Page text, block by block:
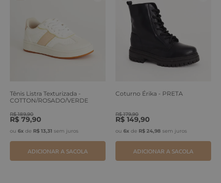
Tênis Listra Texturizada -
COTTON/ROSADO/VERDE
R$ 189,90
R$ 79,90
ou 6x de R$ 13,31 sem juros
ADICIONAR A SACOLA
Coturno Érika - PRETA
R$ 179,90
R$ 149,90
ou 6x de R$ 24,98 sem juros
ADICIONAR A SACOLA